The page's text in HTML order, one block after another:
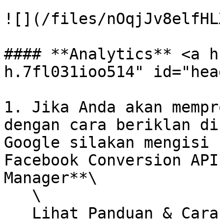
![](/files/
#### **Analytics** <a
h.7fl031ioo514"
1. Jika Anda akan
dengan cara beriklan
Google silakan mengisi
Facebook Conversion
Manager**\